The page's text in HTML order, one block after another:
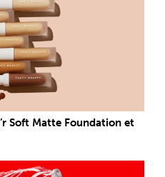
Soft Matte Foundation et